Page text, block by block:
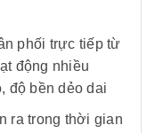
phối trực tiếp từ
động nhiều
độ bền dẻo dai
ra trong thời gian